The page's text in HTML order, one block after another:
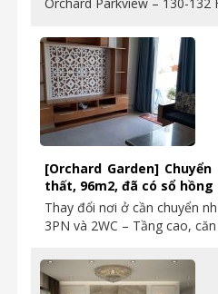
[Orchard Garden]
thất, 96m2, đã có sổ hồng
Thay đổi nơi ở cần chuyển
3PN và 2WC – Tầng cao,